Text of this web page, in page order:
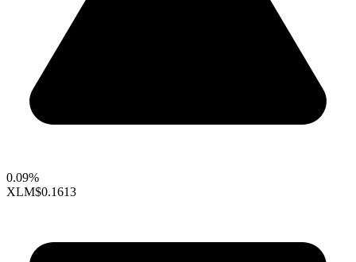
0.09%
XLM$0.1613